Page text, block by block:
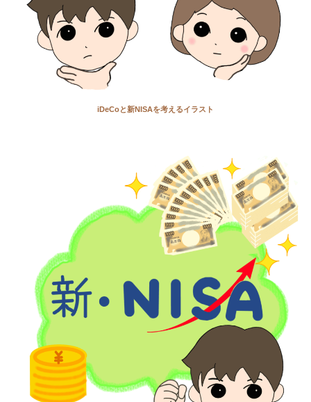
iDeCoと新NISAを考えるイラスト